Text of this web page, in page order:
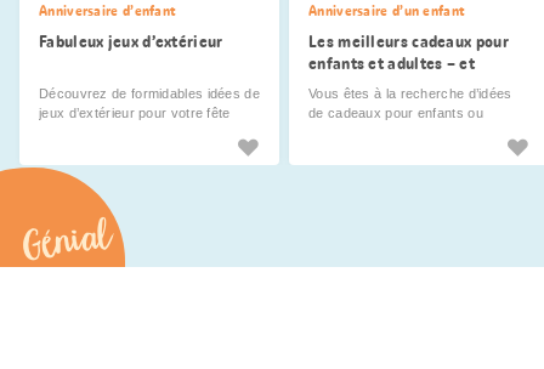
Anniversaire d’enfant
Fabuleux jeux d’extérieur
Découvrez de formidables idées de
jeux d’extérieur pour votre fête
Anniversaire d’un enfant
Les meilleurs cadeaux pour
enfants et adultes – et
comment les trouver
Vous êtes à la recherche d’idées
de cadeaux pour enfants ou
Génial